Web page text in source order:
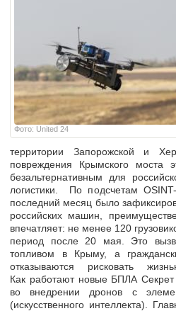
Фото: United 24
территории Запорожской и
повреждения Крымского моста
безальтернативным для
логистики. По подсчетам
последний месяц было
российских машин,
впечатляет: не менее 120
период после 20 мая. Это
топливом в Крыму, а
отказываются рисковать
Как работают новые БПЛА Секрет
во внедрении дронов с
(искусственного интеллекта).